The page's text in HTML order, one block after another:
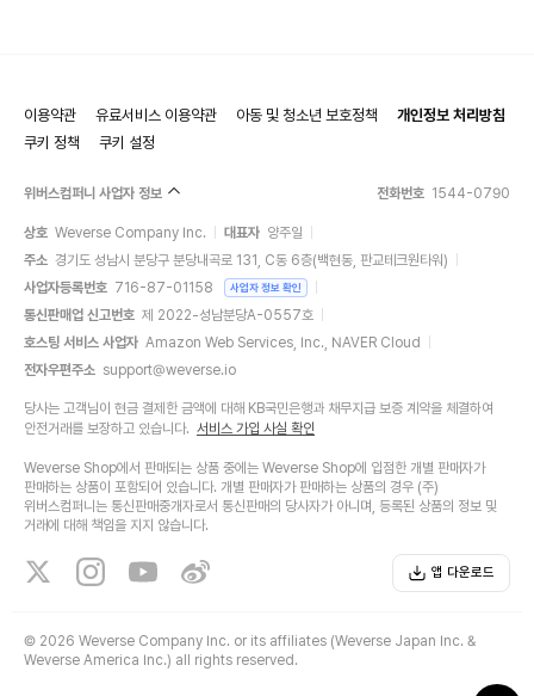
이용약관 유료서비스 이용약관 아동 및 청소년 보호정책
개인정보 처리방침
쿠키 정책
쿠키 설정
위버스컴퍼니 사업자 정보 전화번호 1544-0790
상호 Weverse Company Inc. 대표자 양주일
주소 경기도 성남시 분당구 분당내곡로 131, C동 6층(백현동, 판교테크원타워)
사업자등록번호 716-87-01158 사업자 정보 확인
통신판매업 신고번호 제 2022-성남분당A-0557호
호스팅 서비스 사업자 Amazon Web Services, Inc., NAVER Cloud
전자우편주소 support@weverse.io
당사는 고객님이 현금 결제한 금액에 대해 KB국민은행과 채무지급 보증 계약을 체결하여
안전거래를 보장하고 있습니다. 서비스 가입 사실 확인
Weverse Shop에서 판매되는 상품 중에는 Weverse Shop에 입점한 개별 판매자가
판매하는 상품이 포함되어 있습니다. 개별 판매자가 판매하는 상품의 경우 (주)
위버스컴퍼니는 통신판매중개자로서 통신판매의 당사자가 아니며, 등록된 상품의 정보 및
거래에 대해 책임을 지지 않습니다.
앱 다운로드
© 2026 Weverse Company Inc. or its affiliates (Weverse Japan Inc. &
Weverse America Inc.) all rights reserved.